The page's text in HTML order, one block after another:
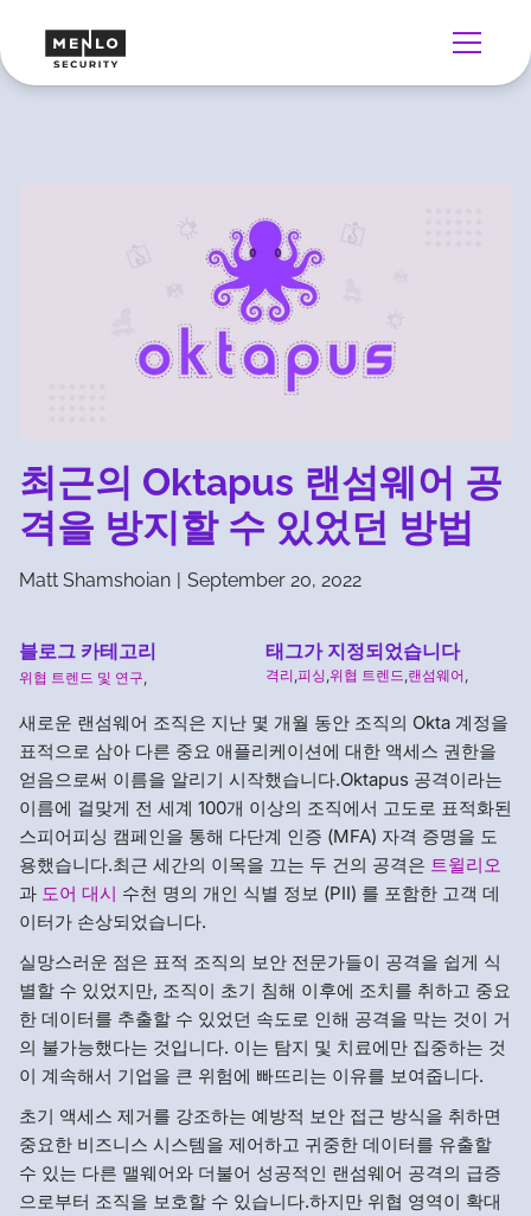
최근의 Oktapus 랜섬웨어 공
격을 방지할 수 있었던 방법
Matt Shamshoian | September 20, 2022
블로그 카테고리
위협 트렌드 및 연구
태그가 지정되었습니다
격리 피싱 위협 트렌드 랜섬웨어
새로운 랜섬웨어 조직은 지난 몇 개월 동안 조직의 Okta 계정을
표적으로 삼아 다른 중요 애플리케이션에 대한 액세스 권한을
얻음으로써 이름을 알리기 시작했습니다.Oktapus 공격이라는
이름에 걸맞게 전 세계 100개 이상의 조직에서 고도로 표적화된
스피어피싱 캠페인을 통해 다단계 인증 (MFA) 자격 증명을 도
용했습니다.최근 세간의 이목을 끄는 두 건의 공격은 트윌리오
과 도어 대시 수천 명의 개인 식별 정보 (PII) 를 포함한 고객 데
이터가 손상되었습니다.
실망스러운 점은 표적 조직의 보안 전문가들이 공격을 쉽게 식
별할 수 있었지만, 조직이 초기 침해 이후에 조치를 취하고 중요
한 데이터를 추출할 수 있었던 속도로 인해 공격을 막는 것이 거
의 불가능했다는 것입니다. 이는 탐지 및 치료에만 집중하는 것
이 계속해서 기업을 큰 위험에 빠뜨리는 이유를 보여줍니다.
초기 액세스 제거를 강조하는 예방적 보안 접근 방식을 취하면
중요한 비즈니스 시스템을 제어하고 귀중한 데이터를 유출할
수 있는 다른 맬웨어와 더불어 성공적인 랜섬웨어 공격의 급증
으로부터 조직을 보호할 수 있습니다.하지만 위협 영역이 확대